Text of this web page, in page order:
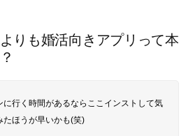
りも婚活向きアプリって本
行く時間があるならここインストして気
たほうが早いかも(笑)